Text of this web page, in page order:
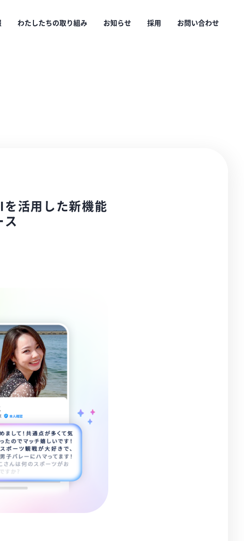
わたしたちの取り組み お知らせ 採用 お問い合わせ
を活用した新機能
ス